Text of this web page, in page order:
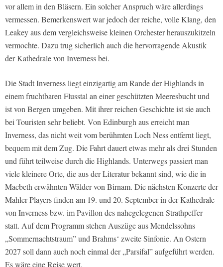
vor allem in den Bläsern. Ein solcher Anspruch wäre allerdings
vermessen. Bemerkenswert war jedoch der reiche, volle Klang, den
Leakey aus dem vergleichsweise kleinen Orchester herauszukitzeln
vermochte. Dazu trug sicherlich auch die hervorragende Akustik
der Kathedrale von Inverness bei.
Die Stadt Inverness liegt einzigartig am Rande der Highlands in
einem fruchtbaren Flusstal an einer geschützten Meeresbucht und
ist von Bergen umgeben. Mit ihrer reichen Geschichte ist sie auch
bei Touristen sehr beliebt. Von Edinburgh aus erreicht man
Inverness, das nicht weit vom berühmten Loch Ness entfernt liegt,
bequem mit dem Zug. Die Fahrt dauert etwas mehr als drei Stunden
und führt teilweise durch die Highlands. Unterwegs passiert man
viele kleinere Orte, die aus der Literatur bekannt sind, wie die in
Macbeth erwähnten Wälder von Birnam. Die nächsten Konzerte der
Mahler Players finden am 19. und 20. September in der Kathedrale
von Inverness bzw. im Pavillon des nahegelegenen Strathpeffer
statt. Auf dem Programm stehen Auszüge aus Mendelssohns
„Sommernachtstraum” und Brahms‘ zweite Sinfonie. An Ostern
2027 soll dann auch noch einmal der „Parsifal” aufgeführt werden.
Es wäre eine Reise wert.